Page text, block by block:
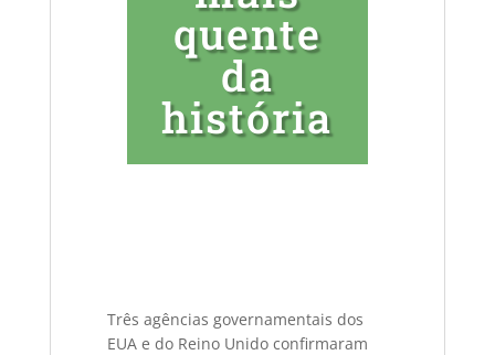
quente
da
história
Três agências governamentais dos
EUA e do Reino Unido confirmaram